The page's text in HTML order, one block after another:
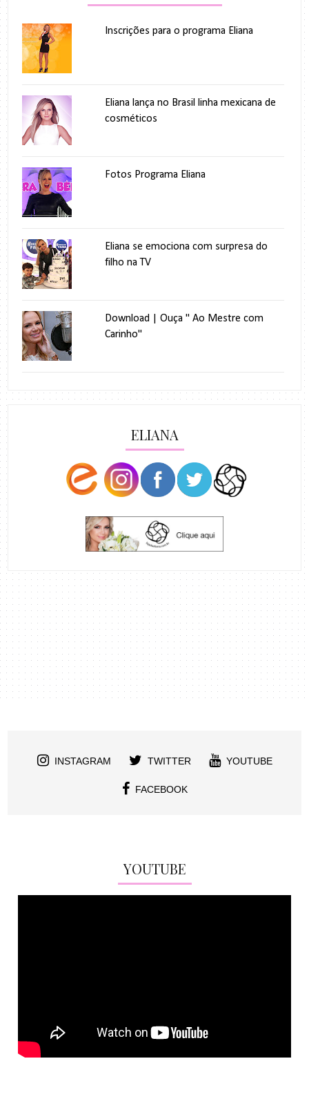
Inscrições para o programa Eliana
Eliana lança no Brasil linha mexicana de
cosméticos
Fotos Programa Eliana
Eliana se emociona com surpresa do
filho na TV
Download | Ouça " Ao Mestre com
Carinho"
ELIANA
INSTAGRAM TWITTER YOUTUBE
FACEBOOK
YOUTUBE